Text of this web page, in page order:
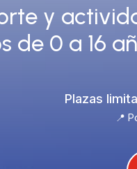
y
de 0 a 16
Plazas
📍